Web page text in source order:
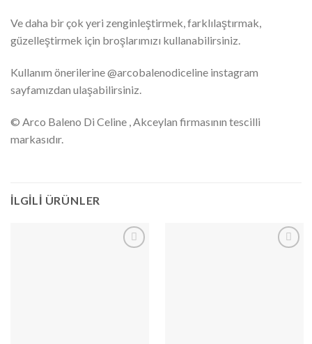
Ve daha bir çok yeri zenginleştirmek, farklılaştırmak,
güzelleştirmek için broşlarımızı kullanabilirsiniz.
Kullanım önerilerine @arcobalenodiceline instagram
sayfamızdan ulaşabilirsiniz.
© Arco Baleno Di Celine , Akceylan firmasının tescilli
markasıdır.
İLGILI ÜRÜNLER